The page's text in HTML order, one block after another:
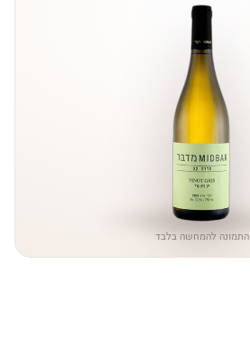
התמונה להמחשה בלבד